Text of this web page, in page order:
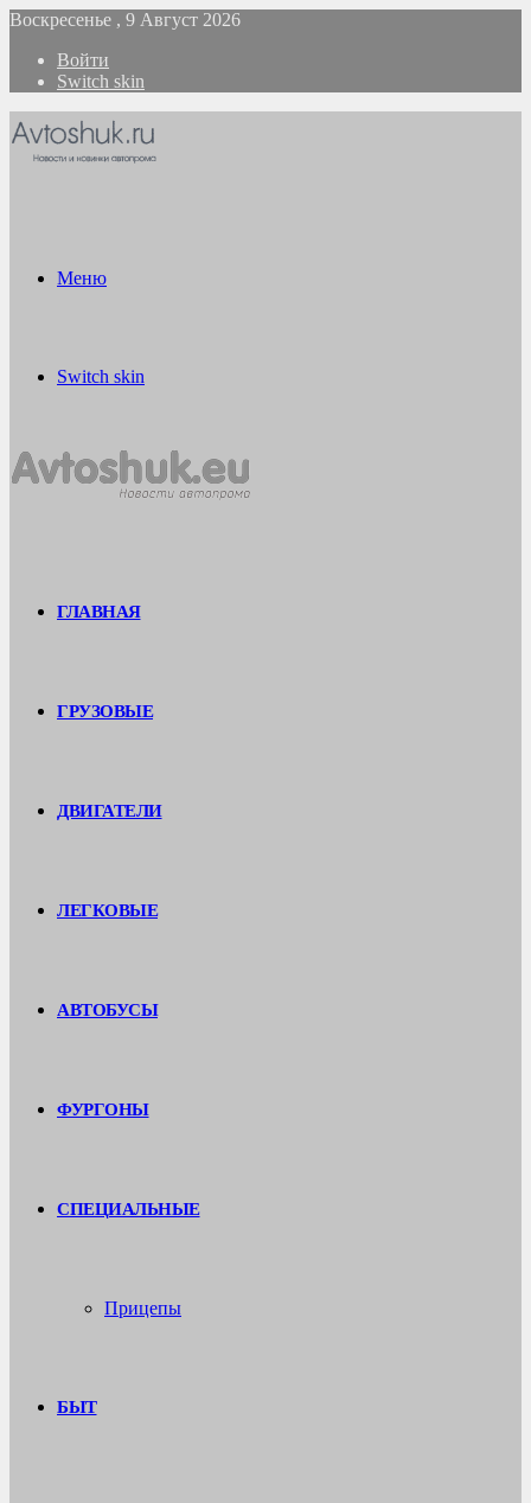
Воскресенье , 9 Август 2026
Войти
Switch skin
Меню
Switch skin
ГЛАВНАЯ
ГРУЗОВЫЕ
ДВИГАТЕЛИ
ЛЕГКОВЫЕ
АВТОБУСЫ
ФУРГОНЫ
СПЕЦИАЛЬНЫЕ
Прицепы
БЫТ